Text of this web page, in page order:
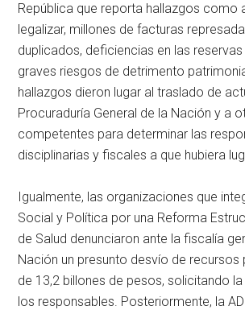
República que reporta hallazgos como
legalizar, millones de facturas
duplicados, deficiencias en las
graves riesgos de detrimento
hallazgos dieron lugar al traslado de
Procuraduría General de la Nación y a
competentes para determinar las
disciplinarias y fiscales a que hubiera
Igualmente, las organizaciones que
Social y Política por una Reforma
de Salud denunciaron ante la fiscalía
Nación un presunto desvío de recursos
de 13,2 billones de pesos, solicitando
los responsables. Posteriormente, la